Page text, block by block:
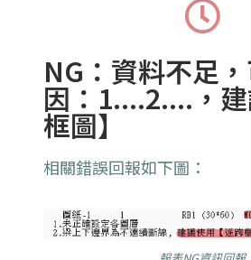
NG：資料不足
因：1....2....，
框圖】
相關錯誤回報如下圖：